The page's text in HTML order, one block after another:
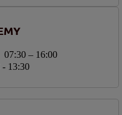
07:30 – 16:00
13:30